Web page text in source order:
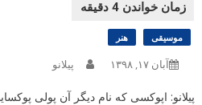
موسیقی هنر
آبان ۱۷, ۱۳۹۸ پیلانو
پیلانو: اپوکسی که نام دیگر آن پولی